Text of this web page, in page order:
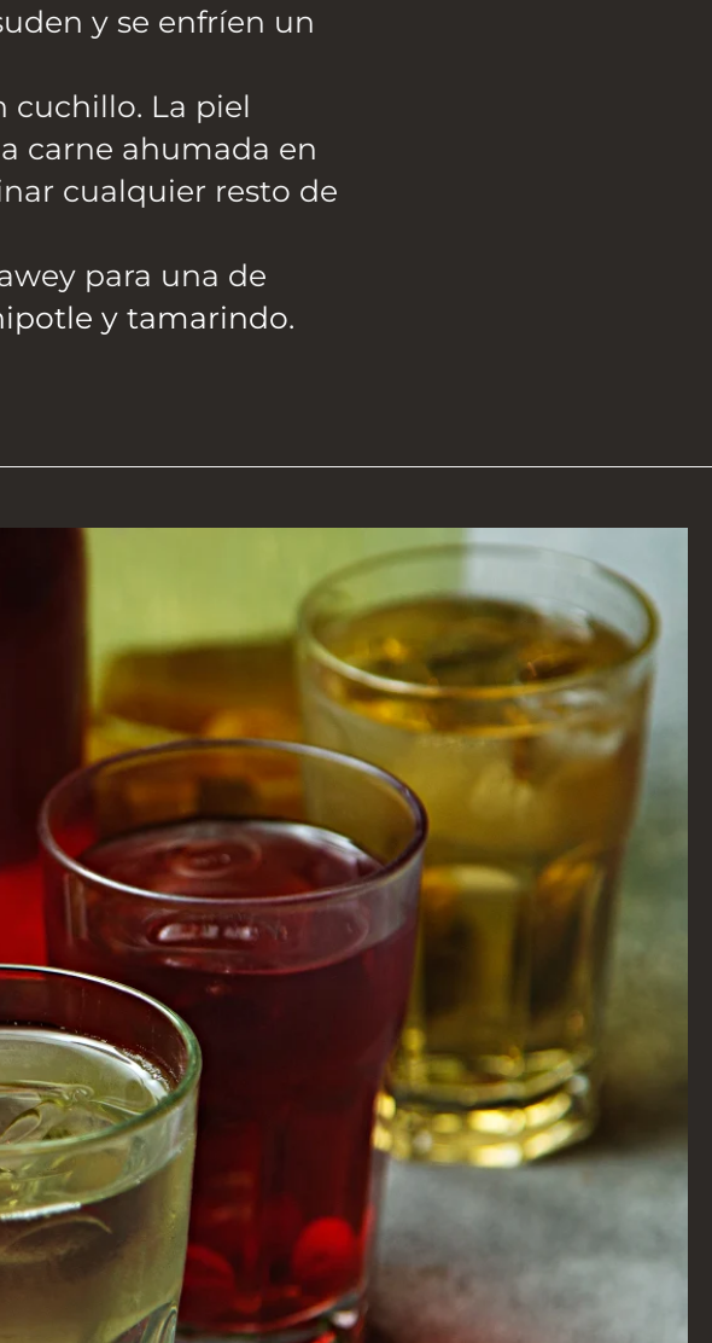
y se enfríen un
cuchillo. La piel
carne ahumada en
cualquier resto de
para una de
y tamarindo.